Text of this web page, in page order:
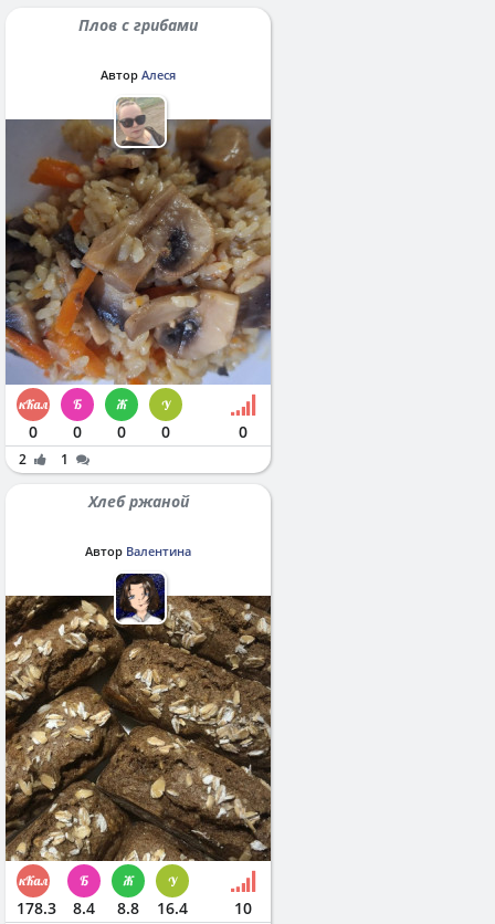
Плов с грибами
Автор Алеся
0 0 0 0 0
2 1
Хлеб ржаной
Автор Валентина
178.3 8.4 8.8 16.4 10